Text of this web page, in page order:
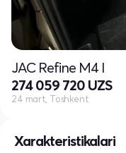
Xarakteristikalari
JAC Refine M4 I
274 059 720 UZS
24 mart, Toshkent